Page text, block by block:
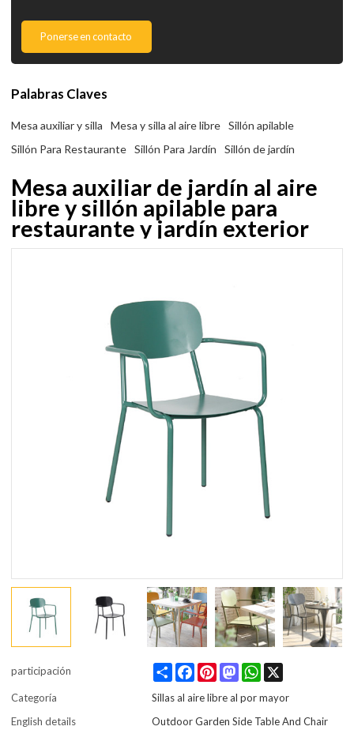
Ponerse en contacto
Palabras Claves
Mesa auxiliar y silla Mesa y silla al aire libre
Sillón apilable
Sillón Para Restaurante
Sillón Para Jardín Sillón de jardín
Mesa auxiliar de jardín al aire
libre y sillón apilable para
restaurante y jardín exterior
participación Share FacebookPinterestMastodonWhatsApp
Categoría
Sillas al aire libre al por mayor
English details
Outdoor Garden Side Table And Chair